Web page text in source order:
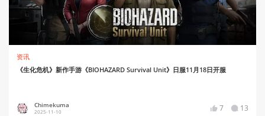
资讯
《生化危机》新作手游《BIOHAZARD Survival Unit》日服11月18日开服
Chimekuma
2025-11-10 7 13